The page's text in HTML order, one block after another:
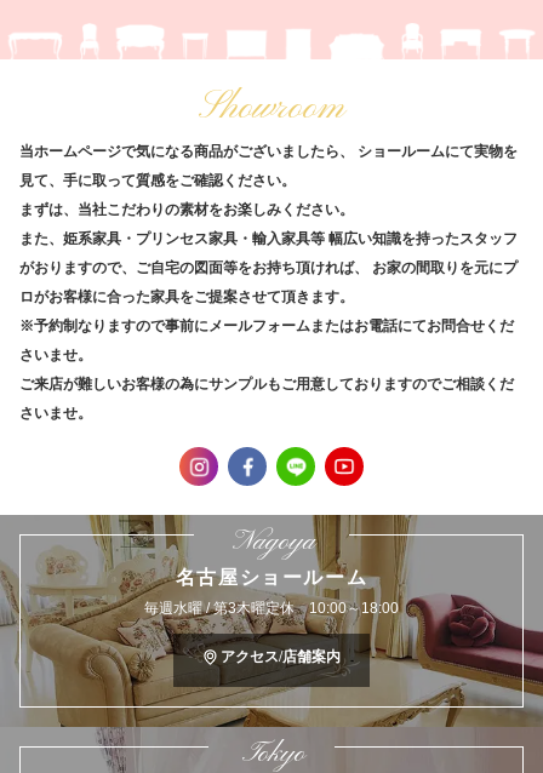
Showroom
当ホームページで気になる商品がございましたら、
ショールームにて実物を
見て、手に取って質感をご確認ください。
まずは、当社こだわりの素材をお楽しみください。
また、姫系家具・プリンセス家具・輸入家具等 幅広い知識を持ったスタッフ
がおりますので、ご自宅の図面等をお持ち頂ければ、
お家の間取りを元にプ
ロがお客様に合った家具をご提案させて頂きます。
※予約制なりますので事前にメールフォームまたはお電話にてお問合せくだ
さいませ。
ご来店が難しいお客様の為にサンプルもご用意しておりますのでご相談くだ
さいませ。
Nagoya
名古屋ショールーム
毎週水曜 / 第3木曜定休 10:00～18:00
アクセス/店舗案内
Tokyo